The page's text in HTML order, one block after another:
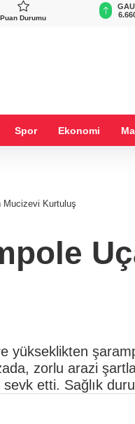
Puan Durumu
TRY
%2,59
Spor Ekonomi
Mucizevi Kurtuluş
yükseklikten
zorlu arazi
etti. Sağlık